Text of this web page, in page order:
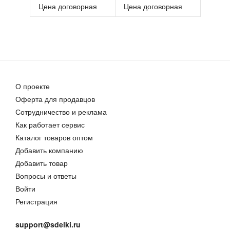
Цена договорная Цена договорная
О проекте
Оферта для продавцов
Сотрудничество и реклама
Как работает сервис
Каталог товаров оптом
Добавить компанию
Добавить товар
Вопросы и ответы
Войти
Регистрация
support@sdelki.ru